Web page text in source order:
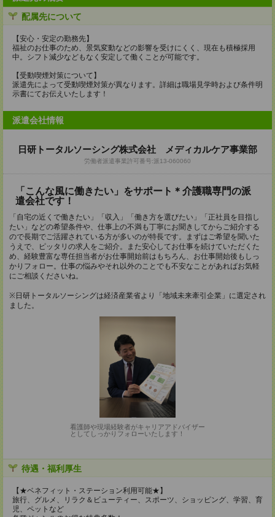
配属先について
【安心・安定の勤務先】
福祉のお仕事のため、景気変動などの影響を受けにくく、現在も積極採用
中。シフト減少などもなく安定して働くことが可能です。
【受動喫煙対策について】
派遣先によって受動喫煙対策が異なります。詳細は職場見学時および条件明
示書にてお伝えいたします！
派遣会社情報
日研トータルソーシング株式会社 メディカルケア事業部
労働者派遣事業許可番号:派13-060060
「こんな風に働きたい」をサポート＊介護職専門の派
遣会社です！
「自宅の近くで働きたい」「収入」「働き方を選びたい」「正社員を目指し
たい」などの希望条件や、仕事上の不満も丁寧にお聞きしてからご紹介する
ので長期でご活躍されている方が多いのが特長です。まずはご希望を聞いた
うえで、ピッタリの求人をご紹介。また安心してお仕事を続けていただくた
め、経験豊富な専任担当者がお仕事開始前はもちろん、お仕事開始後もしっ
かりフォロー。仕事の悩みやそれ以外のことでも不安なことがあればお気軽
にご相談くださいね。
※日研トータルソーシングは経済産業省より「地域未来牽引企業」に選定され
ました。
看護師や現場経験者がキャリアアドバイザー
としてしっかりフォローいたします！
待遇・福利厚生
【★ベネフィット・ステーション利用可能★】
旅行、グルメ、リラク＆ビューティー、スポーツ、ショッピング、学習、育
児、ペットなど